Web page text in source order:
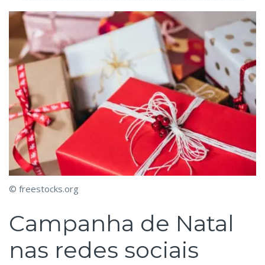
© freestocks.org
Campanha de Natal
nas redes sociais